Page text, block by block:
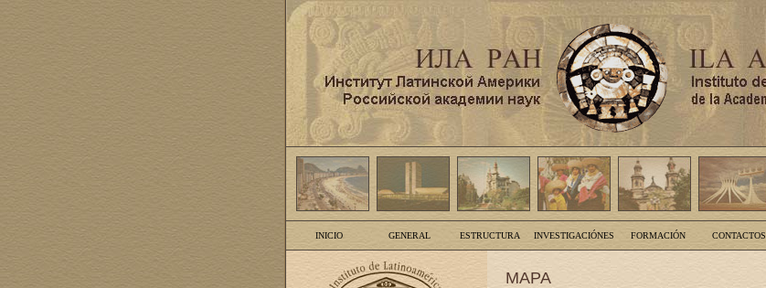
INICIO GENERAL ESTRUCTURA INVESTIGACIÓNES FORMACIÓN CONTACTOS
MAPA